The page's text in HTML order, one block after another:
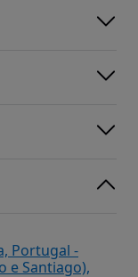
Portugal -
e Santiago),